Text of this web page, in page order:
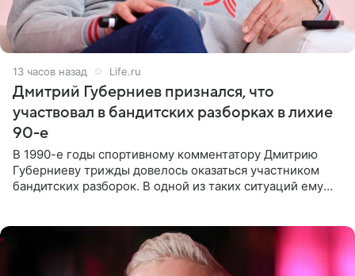
13 часов назад Life.ru
Дмитрий Губерниев признался, что
участвовал в бандитских разборках в лихие
90-е
В 1990-е годы спортивному комментатору Дмитрию
Губерниеву трижды довелось оказаться участником
бандитских разборок. В одной из таких ситуаций ему